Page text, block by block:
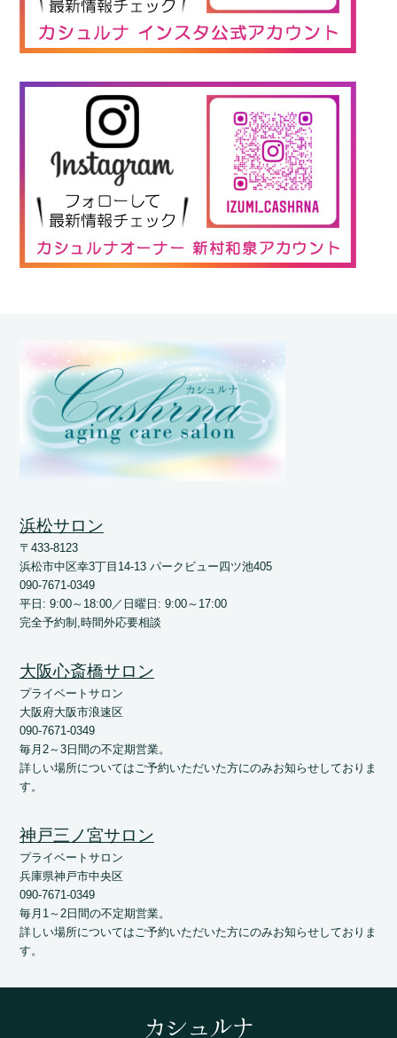
浜松サロン
〒433-8123
浜松市中区幸3丁目14-13 パークビュー四ツ池405
090-7671-0349
平日: 9:00～18:00／日曜日: 9:00～17:00
完全予約制,時間外応要相談
大阪心斎橋サロン
プライベートサロン
大阪府大阪市浪速区
090-7671-0349
毎月2～3日間の不定期営業。
詳しい場所についてはご予約いただいた方にのみお知らせしておりま
す。
神戸三ノ宮サロン
プライベートサロン
兵庫県神戸市中央区
090-7671-0349
毎月1～2日間の不定期営業。
詳しい場所についてはご予約いただいた方にのみお知らせしておりま
す。